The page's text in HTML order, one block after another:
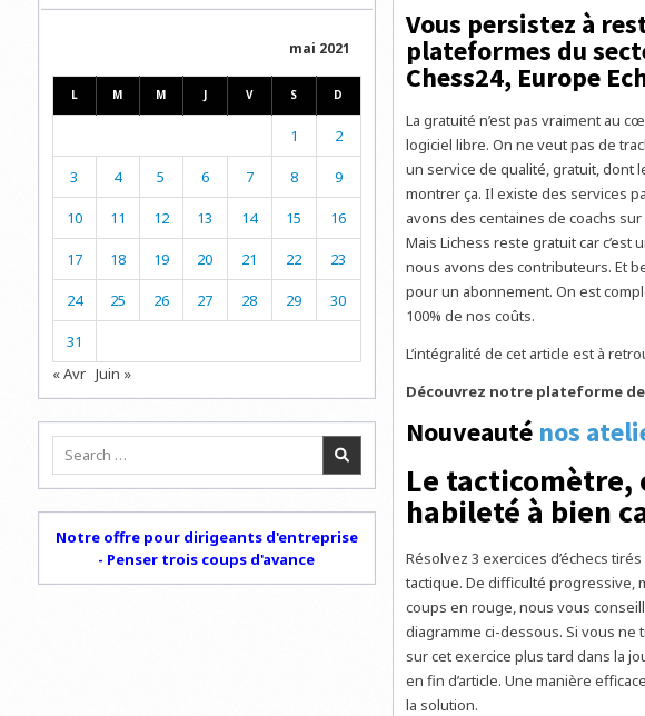
Vous persistez à
plateformes du
Chess24, Europe
La gratuité n’est pas vraiment au
logiciel libre. On ne veut pas de
un service de qualité, gratuit, dont
montrer ça. Il existe des services
avons des centaines de coachs
Mais Lichess reste gratuit car c’est
nous avons des contributeurs. Et
pour un abonnement. On est
100% de nos coûts.
L’intégralité de cet article est à
Découvrez notre plateforme
Nouveauté nos
Le tacticomètre,
habileté à bien
Résolvez 3 exercices d’échecs
tactique. De difficulté progressive,
coups en rouge, nous vous
diagramme ci-dessous. Si vous
sur cet exercice plus tard dans la
en fin d’article. Une manière
la solution.
mai 2021
L M M J V S D
1 2
3 4 5 6 7 8 9
10 11 12 13 14 15 16
17 18 19 20 21 22 23
24 25 26 27 28 29 30
31
« Avr Juin »
Search
Notre offre pour dirigeants d'entreprise
- Penser trois coups d'avance